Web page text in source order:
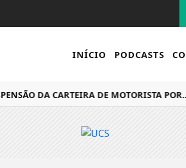
INÍCIO PODCASTS
DA CARTEIRA DE MOTORISTA POR...